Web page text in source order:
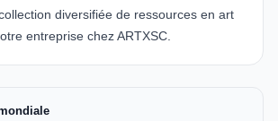
diversifiée de ressources en art
entreprise chez ARTXSC.